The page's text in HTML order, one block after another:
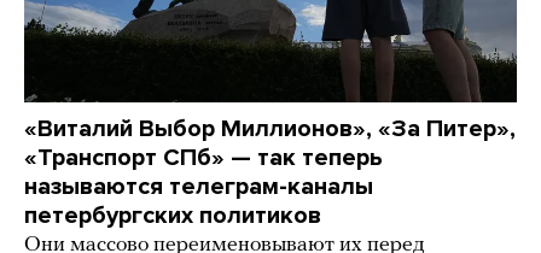
«Виталий Выбор Миллионов», «За Питер»,
«Транспорт СПб» — так теперь
называются телеграм-каналы
петербургских политиков
Они массово переименовывают их перед